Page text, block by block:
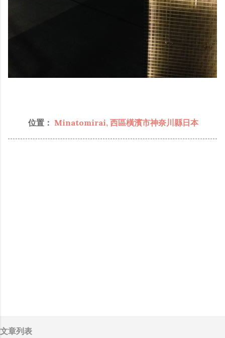
位置： Minatomirai, 西區橫濱市神奈川縣日本
文章列表